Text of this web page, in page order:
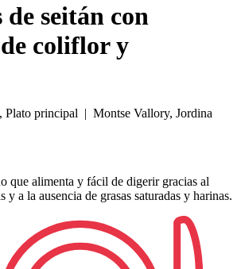
de seitán con
coliflor y
Plato principal | Montse Vallory, Jordina
que alimenta y fácil de digerir gracias al
y a la ausencia de grasas saturadas y harinas.